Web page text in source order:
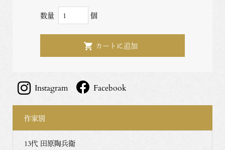
数量 個
Instagram Facebook
作家別
13代 田原陶兵衛